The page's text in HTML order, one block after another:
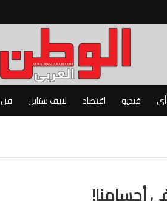
فيديو اقتصاد لايف ستايل فن